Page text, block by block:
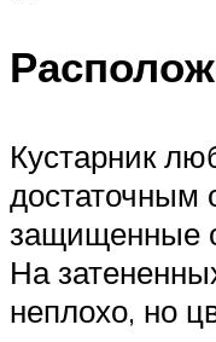
Кустарник
достаточным
защищенные
На
неплохо, но